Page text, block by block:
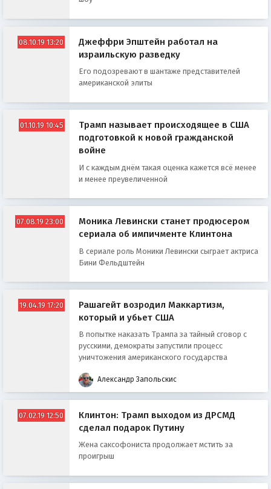
08.10.19 13:20
Джеффри Эпштейн работал на
израильскую разведку
Его подозревают в шантаже представителей
американской элиты
01.10.19 10:45
Трамп называет происходящее в США
подготовкой к новой гражданской
войне
И с каждым днём такая оценка кажется всё менее
и менее преувеличенной
07.08.19 23:00
Моника Левински станет продюсером
сериала об импичменте Клинтона
В сериале роль Моники Левински сыграет актриса
Бини Фельдштейн
19.04.19 17:20
Рашагейт возродил Маккартизм,
который и убьет США
В попытке наказать Трампа за тайный сговор с
русскими, демократы запустили процесс
уничтожения американского государства
Александр Запольскис
07.02.19 12:50
Клинтон: Трамп выходом из ДРСМД
сделал подарок Путину
Жена саксофониста продолжает мстить за
проигрыш